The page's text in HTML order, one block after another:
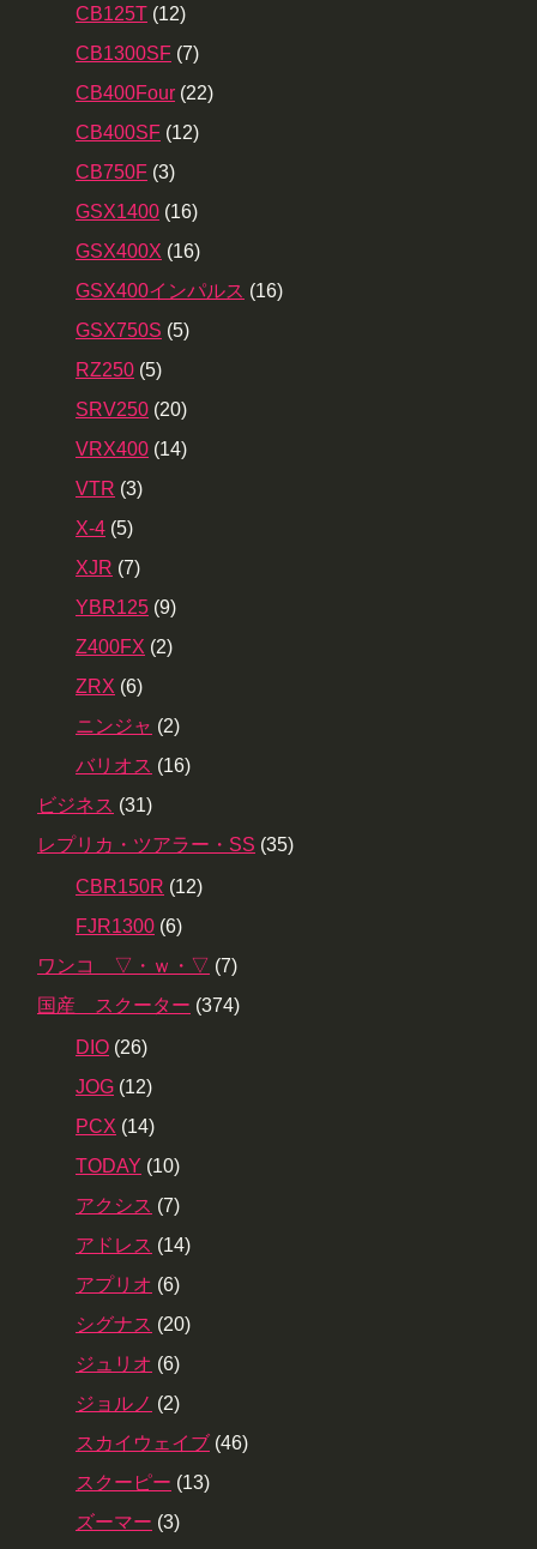
CB125T (12)
CB1300SF (7)
CB400Four (22)
CB400SF (12)
CB750F (3)
GSX1400 (16)
GSX400X (16)
GSX400インパルス (16)
GSX750S (5)
RZ250 (5)
SRV250 (20)
VRX400 (14)
VTR (3)
X-4 (5)
XJR (7)
YBR125 (9)
Z400FX (2)
ZRX (6)
ニンジャ (2)
バリオス (16)
ビジネス (31)
レプリカ・ツアラー・SS (35)
CBR150R (12)
FJR1300 (6)
ワンコ ▽・ｗ・▽ (7)
国産 スクーター (374)
DIO (26)
JOG (12)
PCX (14)
TODAY (10)
アクシス (7)
アドレス (14)
アプリオ (6)
シグナス (20)
ジュリオ (6)
ジョルノ (2)
スカイウェイブ (46)
スクーピー (13)
ズーマー (3)